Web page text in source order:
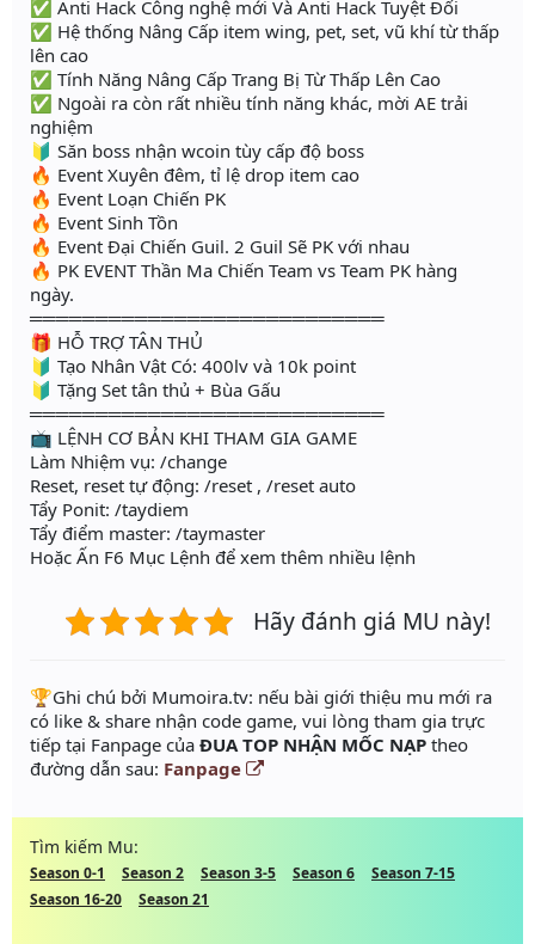
✅ Anti Hack Công nghệ mới Và Anti Hack Tuyệt Đối
✅ Hệ thống Nâng Cấp item wing, pet, set, vũ khí từ thấp
lên cao
✅ Tính Năng Nâng Cấp Trang Bị Từ Thấp Lên Cao
✅ Ngoài ra còn rất nhiều tính năng khác, mời AE trải
nghiệm
🔰 Săn boss nhận wcoin tùy cấp độ boss
🔥 Event Xuyên đêm, tỉ lệ drop item cao
🔥 Event Loạn Chiến PK
🔥 Event Sinh Tồn
🔥 Event Đại Chiến Guil. 2 Guil Sẽ PK với nhau
🔥 PK EVENT Thần Ma Chiến Team vs Team PK hàng
ngày.
═══════════════════════════
🎁 HỖ TRỢ TÂN THỦ
🔰 Tạo Nhân Vật Có: 400lv và 10k point
🔰 Tặng Set tân thủ + Bùa Gấu
═══════════════════════════
📺 LỆNH CƠ BẢN KHI THAM GIA GAME
Làm Nhiệm vụ: /change
Reset, reset tự động: /reset , /reset auto
Tẩy Ponit: /taydiem
Tẩy điểm master: /taymaster
Hoặc Ấn F6 Mục Lệnh để xem thêm nhiều lệnh
Hãy đánh giá MU này!
️🏆Ghi chú bởi Mumoira.tv: nếu bài giới thiệu mu mới ra
có like & share nhận code game, vui lòng tham gia trực
tiếp tại Fanpage của ĐUA TOP NHẬN MỐC NẠP theo
đường dẫn sau: Fanpage
Tìm kiếm Mu:
Season 0-1 Season 2 Season 3-5 Season 6
Season 7-15
Season 16-20
Season 21